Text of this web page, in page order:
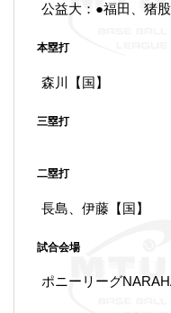
公益大：●福田、猪
本塁打
森川【国】
三塁打
二塁打
長島、伊藤【国】
試合会場
ポニーリーグ